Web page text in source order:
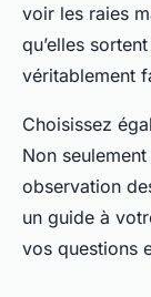
voir les raies
qu’elles
véritablement
Choisissez
Non
observation
un guide à
vos questions